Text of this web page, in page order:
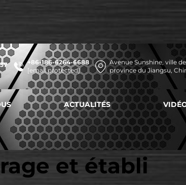
+86-186-6264-6688
[email protected]
Avenue Sunshine, ville
province du Jiangsu,
ACTUALITÉS
et établi